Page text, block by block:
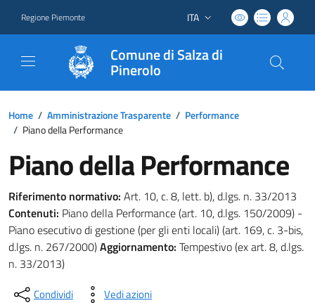
Regione Piemonte Lingua attiva:
ITA
Comune di Salza di
Pinerolo
Home / Amministrazione Trasparente / Performance
/ Piano della Performance
Piano della Performance
Riferimento normativo: Art. 10, c. 8, lett. b), d.lgs. n. 33/2013
Contenuti: Piano della Performance (art. 10, d.lgs. 150/2009) -
Piano esecutivo di gestione (per gli enti locali) (art. 169, c. 3-bis,
d.lgs. n. 267/2000)Aggiornamento: Tempestivo (ex art. 8, d.lgs.
n. 33/2013)
Condividi Vedi azioni